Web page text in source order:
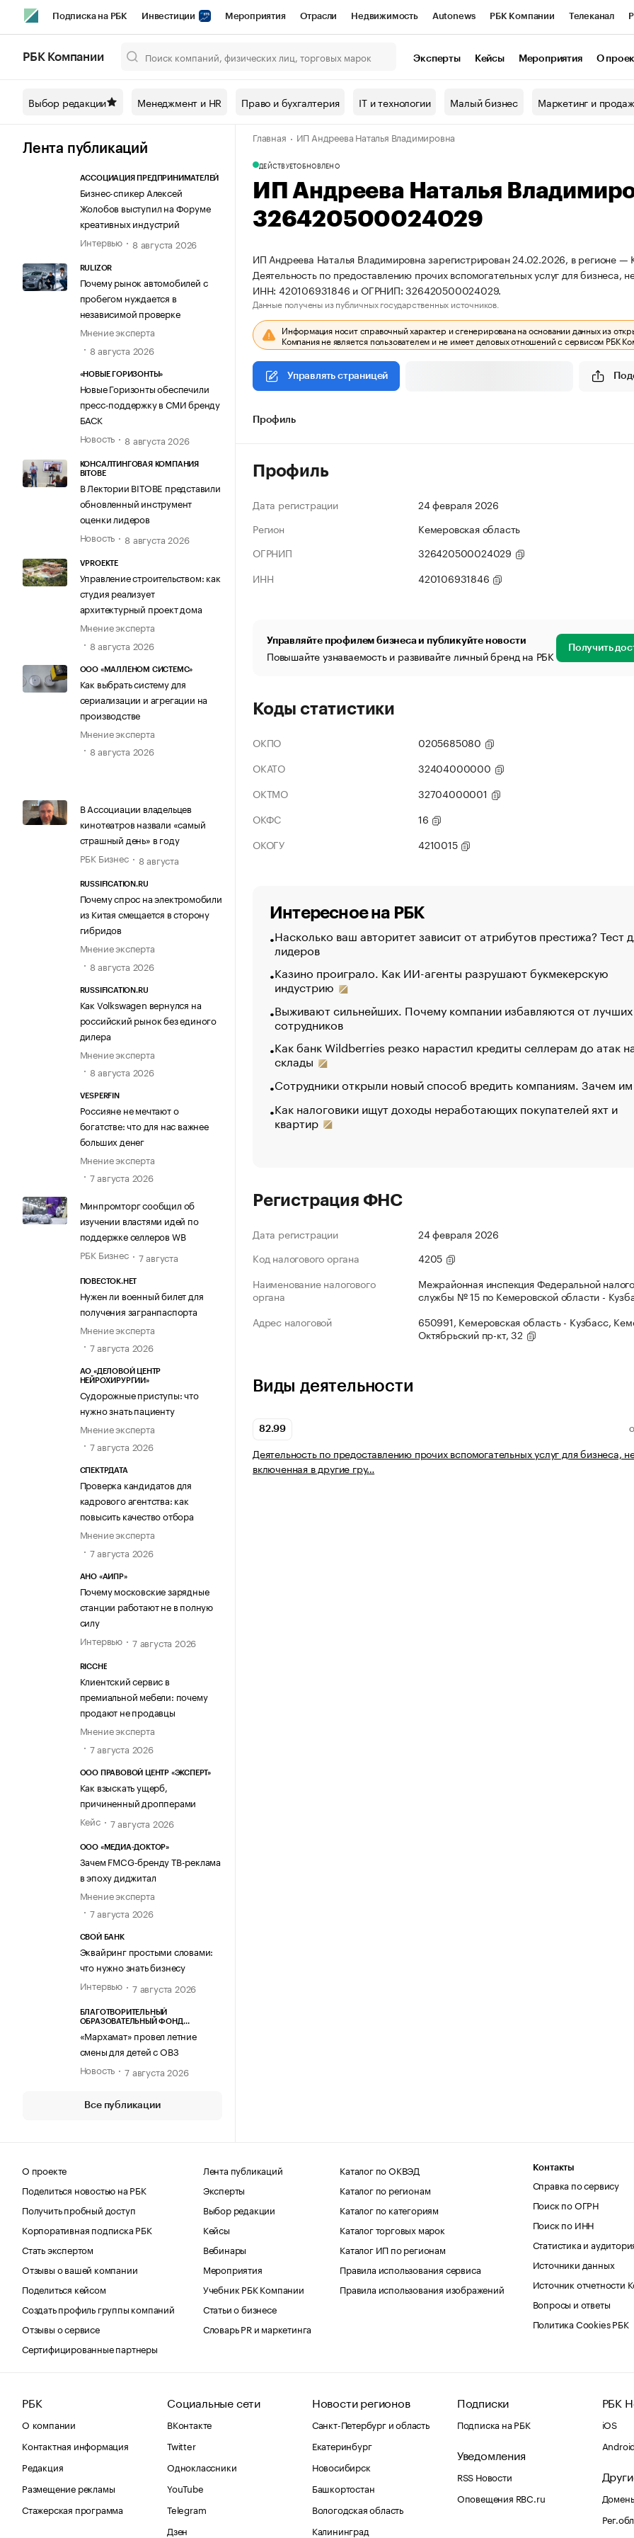
Подписка на РБК Инвестиции Мероприятия Отрасли Недвижимость Autonews РБК Компании Телеканал
Спецпроекты СПб Конференции СПб Спецпроекты Проверка контрагентов
Технологии и медиа Рынок наличной валюты
РБК Компании Эксперты Кейсы Мероприятия О
Выбор редакции Менеджмент и HR Право и бухгалтерия IT и технологии Малый бизнес Маркетинг и
Лента публикаций
АССОЦИАЦИЯ ПРЕДПРИНИМАТЕЛЕЙ
Бизнес-спикер Алексей
Жолобов выступил на Форуме
креативных индустрий
Интервью
8 августа 2026
RULIZOR
Почему рынок автомобилей с
пробегом нуждается в
независимой проверке
Мнение эксперта
8 августа 2026
«НОВЫЕ ГОРИЗОНТЫ»
Новые Горизонты обеспечили
пресс-поддержку в СМИ бренду
БАСК
Новость
8 августа 2026
КОНСАЛТИНГОВАЯ КОМПАНИЯ
BITOBE
В Лектории BITOBE представили
обновленный инструмент
оценки лидеров
Новость
8 августа 2026
VPROEKTE
Управление строительством: как
студия реализует
архитектурный проект дома
Мнение эксперта
8 августа 2026
ООО «МАЛЛЕНОМ СИСТЕМС»
Как выбрать систему для
сериализации и агрегации на
производстве
Мнение эксперта
8 августа 2026
В Ассоциации владельцев
кинотеатров назвали «самый
страшный день» в году
РБК Бизнес
8 августа
RUSSIFICATION.RU
Почему спрос на электромобили
из Китая смещается в сторону
гибридов
Мнение эксперта
8 августа 2026
RUSSIFICATION.RU
Как Volkswagen вернулся на
российский рынок без единого
дилера
Мнение эксперта
8 августа 2026
VESPERFIN
Россияне не мечтают о
богатстве: что для нас важнее
больших денег
Мнение эксперта
7 августа 2026
Минпромторг сообщил об
изучении властями идей по
поддержке селлеров WB
РБК Бизнес
7 августа
ПОВЕСТОК.НЕТ
Нужен ли военный билет для
получения загранпаспорта
Мнение эксперта
7 августа 2026
АО «ДЕЛОВОЙ ЦЕНТР
НЕЙРОХИРУРГИИ»
Судорожные приступы: что
нужно знать пациенту
Мнение эксперта
7 августа 2026
СПЕКТРДАТА
Проверка кандидатов для
кадрового агентства: как
повысить качество отбора
Мнение эксперта
7 августа 2026
АНО «АИПР»
Почему московские зарядные
станции работают не в полную
силу
Интервью
7 августа 2026
RICCHE
Клиентский сервис в
премиальной мебели: почему
продают не продавцы
Мнение эксперта
7 августа 2026
ООО ПРАВОВОЙ ЦЕНТР «ЭКСПЕРТ»
Как взыскать ущерб,
причиненный дропперами
Кейс
7 августа 2026
ООО «МЕДИА-ДОКТОР»
Зачем FMCG-бренду ТВ-реклама
в эпоху диджитал
Мнение эксперта
7 августа 2026
СВОЙ БАНК
Эквайринг простыми словами:
что нужно знать бизнесу
Интервью
7 августа 2026
БЛАГОТВОРИТЕЛЬНЫЙ
ОБРАЗОВАТЕЛЬНЫЙ ФОНД
«Мархамат» провел летние
смены для детей с ОВЗ
Новость
7 августа 2026
Все публикации
Главная ИП Андреева Наталья Владимировна
ДЕЙСТВУЕТОБНОВЛЕНО
ИП Андреева Наталья
326420500024029
ИП Андреева Наталья Владимировна зарегистрирован 24.02.2026, в регионе —
Деятельность по предоставлению прочих вспомогательных услуг для бизнеса,
ИНН: 420106931846 и ОГРНИП: 326420500024029.
Данные получены из публичных государственных источников.
Информация носит справочный характер и сгенерирована на основании данных из
Компания не является пользователем и не имеет деловых отношений с сервисом РБК
Управлять страницей
Профиль
Профиль
Дата регистрации
24 февраля 2026
Регион
Кемеровская область
ОГРНИП
326420500024029
ИНН
420106931846
Управляйте профилем бизнеса и публикуйте новости
Повышайте узнаваемость и развивайте личный бренд на РБК Получить
Коды статистики
ОКПО
0205685080
ОКАТО
32404000000
ОКТМО
32704000001
ОКФС
16
ОКОГУ
4210015
Интересное на РБК
Насколько ваш авторитет зависит от атрибутов престижа? Тест
лидеров
Казино проиграло. Как ИИ-агенты разрушают букмекерскую
индустрию
Выживают сильнейших. Почему компании избавляются от лучших
сотрудников
Как банк Wildberries резко нарастил кредиты селлерам до атак
склады
Сотрудники открыли новый способ вредить компаниям. Зачем
Как налоговики ищут доходы неработающих покупателей яхт и
квартир
Регистрация ФНС
Дата регистрации
24 февраля 2026
Код налогового органа
4205
Наименование налогового
органа
Межрайонная инспекция Федеральной
службы № 15 по Кемеровской области -
Адрес налоговой
650991, Кемеровская область - Кузбасс,
Октябрьский пр-кт, 32
Виды деятельности
82.99
Деятельность по предоставлению прочих вспомогательных услуг для бизнеса,
включенная в другие гру…
О проекте
Поделиться новостью на РБК
Получить пробный доступ
Корпоративная подписка РБК
Стать экспертом
Отзывы о вашей компании
Поделиться кейсом
Создать профиль группы компаний
Отзывы о сервисе
Сертифицированные партнеры
Лента публикаций
Эксперты
Выбор редакции
Кейсы
Вебинары
Мероприятия
Учебник РБК Компании
Статьи о бизнесе
Словарь PR и маркетинга
Каталог по ОКВЭД
Каталог по регионам
Каталог по категориям
Каталог торговых марок
Каталог ИП по регионам
Правила использования сервиса
Правила использования изображений
Контакты
Справка по сервису
Поиск по ОГРН
Поиск по ИНН
Статистика и
Источники данных
Источник отчетности
Вопросы и ответы
Политика Cookies РБК
РБК
О компании
Контактная информация
Редакция
Размещение рекламы
Стажерская программа
Социальные сети
ВКонтакте
Twitter
Одноклассники
YouTube
Telegram
Дзен
Новости регионов
Санкт-Петербург и область
Екатеринбург
Новосибирск
Башкортостан
Вологодская область
Калининград
Подписки
Подписка на РБК
Уведомления
RSS Новости
Оповещения RBC.ru
РБК
iOS